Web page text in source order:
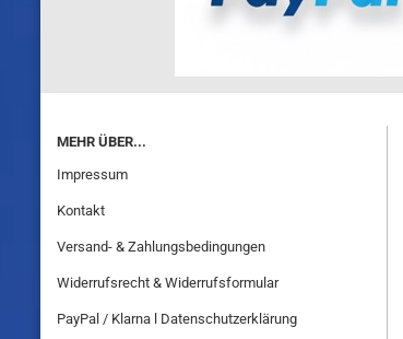
MEHR ÜBER...
Impressum
Kontakt
Versand- & Zahlungsbedingungen
Widerrufsrecht & Widerrufsformular
PayPal / Klarna l Datenschutzerklärung